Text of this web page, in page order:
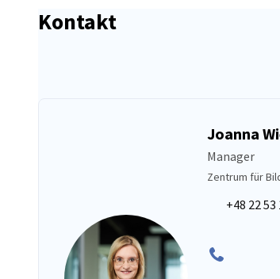
Kontakt
Joanna
Manager
Zentrum für
+48 22 53